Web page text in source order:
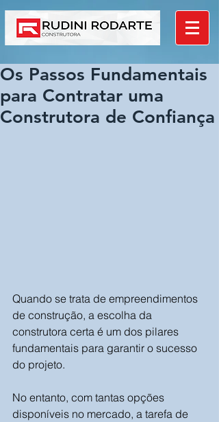
Os Passos Fundamentais
para Contratar uma
Construtora de Confiança
Quando se trata de empreendimentos
de construção, a escolha da
construtora certa é um dos pilares
fundamentais para garantir o sucesso
do projeto.
No entanto, com tantas opções
disponíveis no mercado, a tarefa de